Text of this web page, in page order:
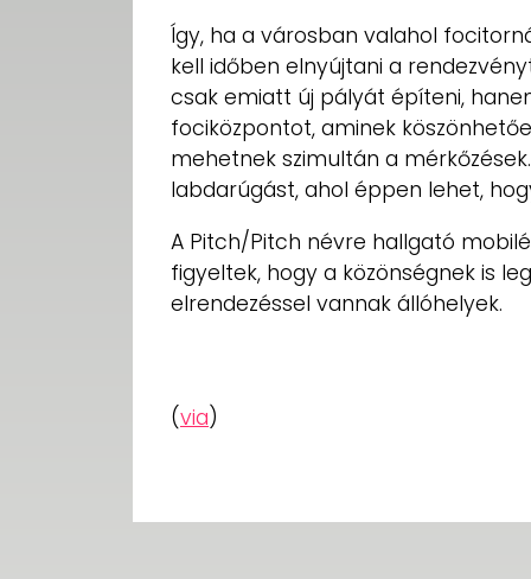
Így, ha a városban valahol
kell időben elnyújtani a
csak emiatt új pályát építeni,
fociközpontot, aminek
mehetnek szimultán a
labdarúgást, ahol éppen lehet,
A Pitch/Pitch névre hallgató
figyeltek, hogy a közönségnek is
elrendezéssel vannak állóhelyek.
(via)